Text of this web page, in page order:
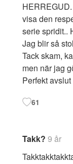
visa den
serie spridit..
Jag blir så
Tack skam,
men när jag
Perfekt avslut
61
Takk? 9 år